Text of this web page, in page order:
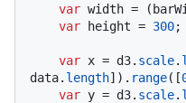
var width =
var height = 300;
var x = d3. scale.
data. length]). range([
var y = d3. scale.